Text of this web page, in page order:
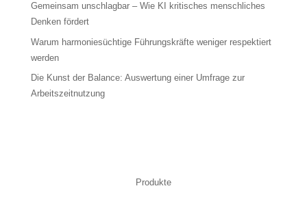
Gemeinsam unschlagbar – Wie KI kritisches menschliches
Denken fördert
Warum harmoniesüchtige Führungskräfte weniger respektiert
werden
Die Kunst der Balance: Auswertung einer Umfrage zur
Arbeitszeitnutzung
Produkte